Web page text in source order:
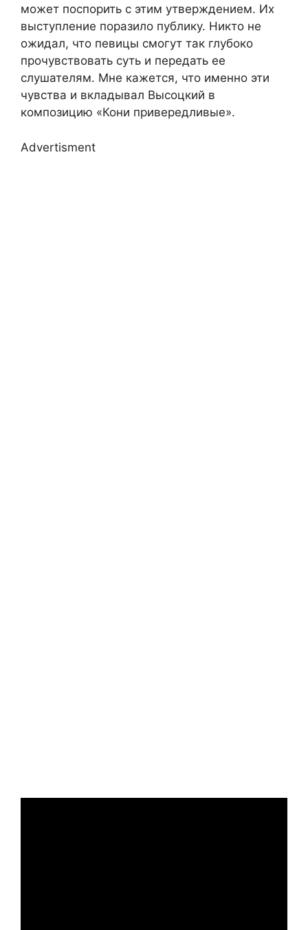
может поспорить с этим утверждением. Их
выступление поразило публику. Никто не
ожидал, что певицы смогут так глубоко
прочувствовать суть и передать ее
слушателям. Мне кажется, что именно эти
чувства и вкладывал Высоцкий в
композицию «Кони привередливые».
Advertisment